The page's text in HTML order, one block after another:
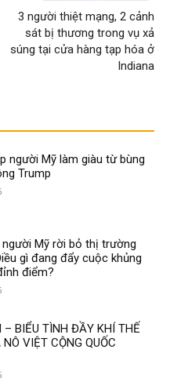
3 người thiệt mạng, 2 cảnh
sát bị thương trong vụ xả
súng tại cửa hàng tạp hóa ở
Indiana
người Mỹ làm giàu từ bùng
Trump
người Mỹ rời bỏ thị trường
gì đang đẩy cuộc khủng
điểm?
– BIỂU TÌNH ĐẦY KHÍ THẾ
VIỆT CỘNG QUỐC